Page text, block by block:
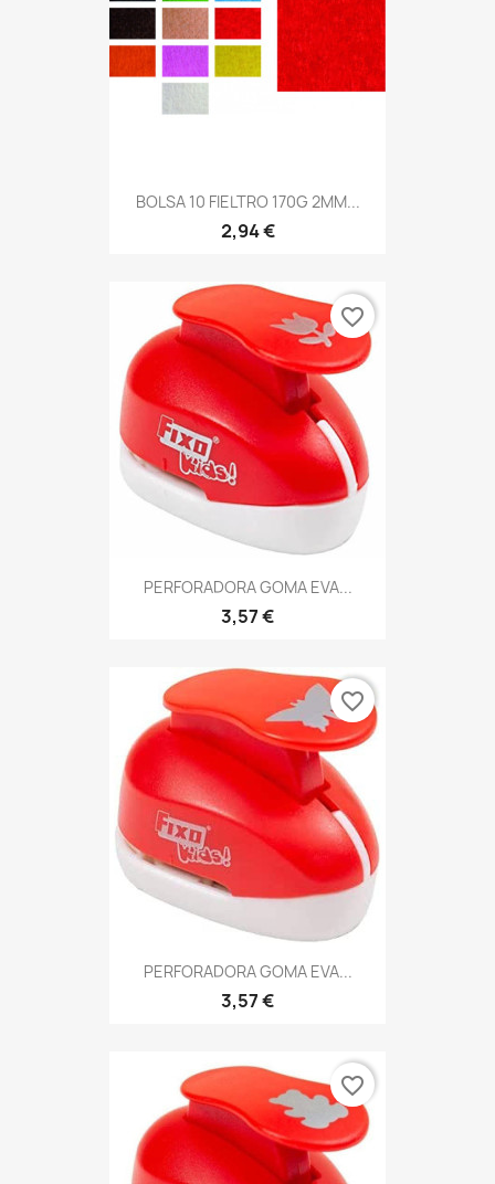
BOLSA 10 FIELTRO 170G 2MM...
2,94 €
PERFORADORA GOMA EVA...
3,57 €
favorite_border
PERFORADORA GOMA EVA...
3,57 €
favorite_border
favorite_border